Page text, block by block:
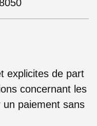
explicites de part
concernant les
paiement sans